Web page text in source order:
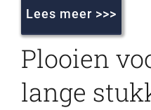
Lees meer >>>
Plooien
lange